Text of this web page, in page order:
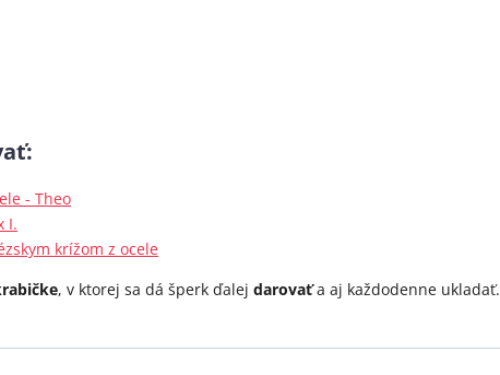
:
- Theo
I.
krížom z ocele
, v ktorej sa dá šperk ďalej darovaťa aj každodenne ukladať.